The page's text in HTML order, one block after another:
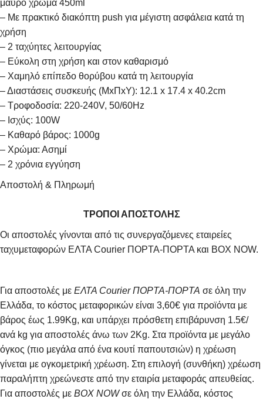
μαύρο χρώμα 450ml
– Με πρακτικό διακόπτη push για μέγιστη ασφάλεια κατά τη
χρήση
– 2 ταχύητες λειτουργίας
– Εύκολη στη χρήση και στον καθαρισμό
– Χαμηλό επίπεδο θορύβου κατά τη λειτουργία
– Διαστάσεις συσκευής (ΜxΠxΥ): 12.1 x 17.4 x 40.2cm
– Τροφοδοσία: 220-240V, 50/60Hz
– Ισχύς: 100W
– Καθαρό βάρος: 1000g
– Χρώμα: Ασημί
– 2 χρόνια εγγύηση
Αποστολή & Πληρωμή
ΤΡΟΠΟΙ ΑΠΟΣΤΟΛΗΣ
Οι αποστολές γίνονται από τις συνεργαζόμενες εταιρείες
ταχυμεταφορών ΕΛΤΑ Courier ΠΟΡΤΑ-ΠΟΡΤΑ και BOX NOW.
Για αποστολές με ΕΛΤΑ Courier ΠΟΡΤΑ-ΠΟΡΤΑ σε όλη την
Ελλάδα, το κόστος μεταφορικών είναι 3,60€ για προϊόντα με
βάρος έως 1.99Kg, και υπάρχει πρόσθετη επιβάρυνση 1.5€/
ανά kg για αποστολές άνω των 2Κg. Στα προϊόντα με μεγάλο
όγκος (πιο μεγάλα από ένα κουτί παπουτσιών) η χρέωση
γίνεται με ογκομετρική χρέωση. Στη επιλογή (συνθήκη) χρέωση
παραλήπτη χρεώνεστε από την εταιρία μεταφοράς απευθείας.
Για αποστολές με BOX NOWσε όλη την Ελλάδα, κόστος